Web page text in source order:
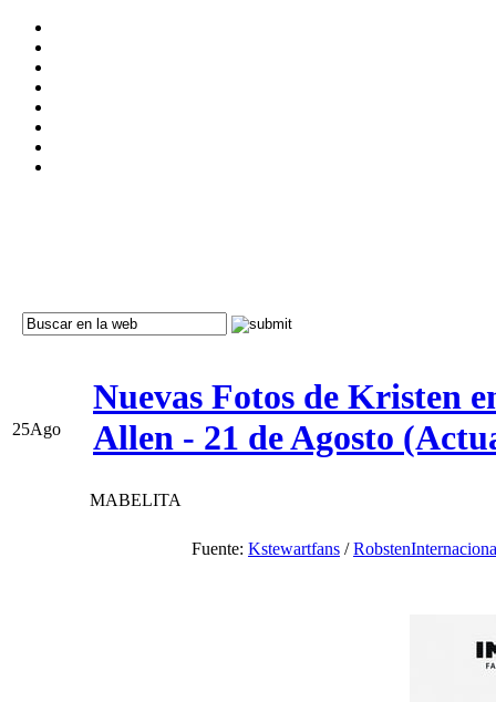
25Ago
Nuevas Fotos de Kristen
Allen - 21 de Agosto
MABELITA
Fuente: Kstewartfans /